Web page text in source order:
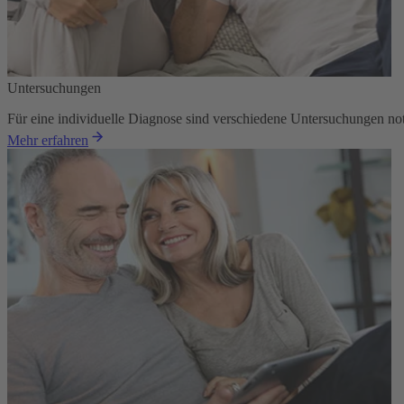
Untersuchungen
Für eine individuelle Diagnose sind verschiedene Untersuchungen
Mehr erfahren